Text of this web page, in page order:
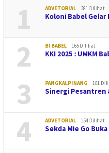
1 ADVETORIAL 381 Dilihat
Koloni Babel
2 BI BABEL 165 Dilihat
KKI 2025 : UMKM
3 PANGKALPINANG 161
Sinergi Pesantren
4 ADVETORIAL 154 Dilihat
Sekda Mie Go